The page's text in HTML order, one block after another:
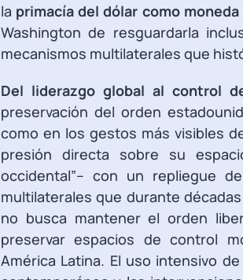
la primacía del dólar como
Washington de resguardarla
mecanismos multilaterales que
Del liderazgo global al control
preservación del orden
como en los gestos más visibles
presión directa sobre su
occidental”– con un repliegue
multilaterales que durante
no busca mantener el orden
preservar espacios de control
América Latina. El uso intensivo